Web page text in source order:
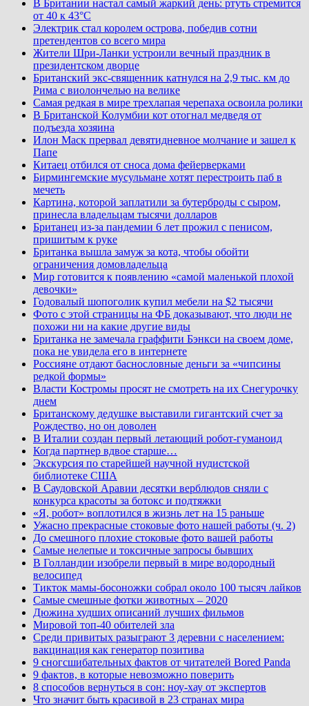
В Британии настал самый жаркий день: ртуть стремится
от 40 к 43°C
Электрик стал королем острова, победив сотни
претендентов со всего мира
Жители Шри-Ланки устроили вечный праздник в
президентском дворце
Британский экс-священник катнулся на 2,9 тыс. км до
Рима с виолончелью на велике
Самая редкая в мире трехлапая черепаха освоила ролики
В Британской Колумбии кот отогнал медведя от
подъезда хозяина
Илон Маск прервал девятидневное молчание и зашел к
Папе
Китаец отбился от сноса дома фейерверками
Бирмингемские мусульмане хотят перестроить паб в
мечеть
Картина, которой заплатили за бутерброды с сыром,
принесла владельцам тысячи долларов
Британец из-за пандемии 6 лет прожил с пенисом,
пришитым к руке
Британка вышла замуж за кота, чтобы обойти
ограничения домовладельца
Мир готовится к появлению «самой маленькой плохой
девочки»
Годовалый шопоголик купил мебели на $2 тысячи
Фото с этой страницы на ФБ доказывают, что люди не
похожи ни на какие другие виды
Британка не замечала граффити Бэнкси на своем доме,
пока не увидела его в интернете
Россияне отдают баснословные деньги за «чипсины
редкой формы»
Власти Костромы просят не смотреть на их Снегурочку
днем
Британскому дедушке выставили гигантский счет за
Рождество, но он доволен
В Италии создан первый летающий робот-гуманоид
Когда партнер вдвое старше…
Экскурсия по старейшей научной нудистской
библиотеке США
В Саудовской Аравии десятки верблюдов сняли с
конкурса красоты за ботокс и подтяжки
«Я, робот» воплотился в жизнь лет на 15 раньше
Ужасно прекрасные стоковые фото нашей работы (ч. 2)
До смешного плохие стоковые фото вашей работы
Самые нелепые и токсичные запросы бывших
В Голландии изобрели первый в мире водородный
велосипед
Тикток мамы-босоножки собрал около 100 тысяч лайков
Самые смешные фотки животных – 2020
Дюжина худших описаний лучших фильмов
Мировой топ-40 обителей зла
Среди привитых разыграют 3 деревни с населением:
вакцинация как генератор позитива
9 сногсшибательных фактов от читателей Bored Panda
9 фактов, в которые невозможно поверить
8 способов вернуться в сон: ноу-хау от экспертов
Что значит быть красивой в 23 странах мира